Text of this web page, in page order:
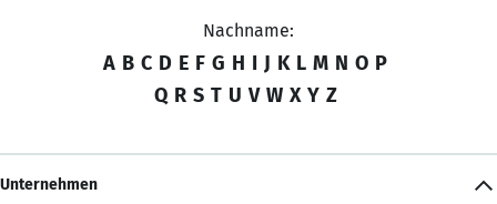
Nachname:
A B C D E F G H I J K L M N O P
Q R S T U V W X Y Z
Unternehmen